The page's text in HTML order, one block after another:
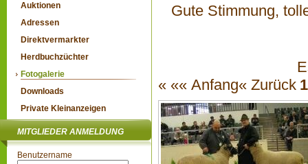
Auktionen
Adressen
Direktvermarkter
Herdbuchzüchter
Fotogalerie
Downloads
Private Kleinanzeigen
MITGLIEDER ANMELDUNG
Benutzername
Gute Stimmung,
« «« Anfang« Zurück 1